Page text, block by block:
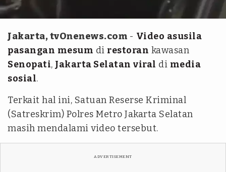
Jakarta, tvOnenews.com - Video asusila
pasangan mesum di restoran kawasan
Senopati, Jakarta Selatan viral di media
sosial.
Terkait hal ini, Satuan Reserse Kriminal
(Satreskrim) Polres Metro Jakarta Selatan
masih mendalami video tersebut.
ADVERTISEMENT